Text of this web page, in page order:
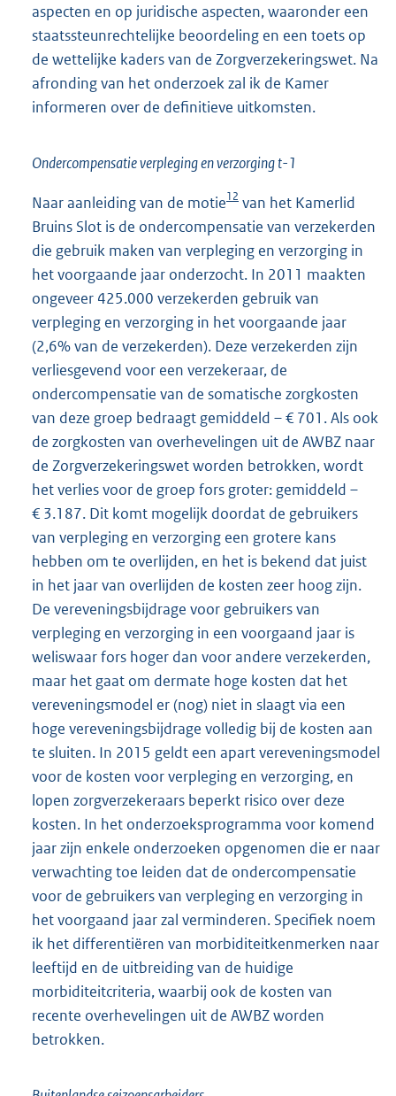
aspecten en op juridische aspecten, waaronder een
staatssteunrechtelijke beoordeling en een toets op
de wettelijke kaders van de Zorgverzekeringswet. Na
afronding van het onderzoek zal ik de Kamer
informeren over de definitieve uitkomsten.
Ondercompensatie verpleging en verzorging t-1
Naar aanleiding van de motie12 van het Kamerlid
Bruins Slot is de ondercompensatie van verzekerden
die gebruik maken van verpleging en verzorging in
het voorgaande jaar onderzocht. In 2011 maakten
ongeveer 425.000 verzekerden gebruik van
verpleging en verzorging in het voorgaande jaar
(2,6% van de verzekerden). Deze verzekerden zijn
verliesgevend voor een verzekeraar, de
ondercompensatie van de somatische zorgkosten
van deze groep bedraagt gemiddeld – € 701. Als ook
de zorgkosten van overhevelingen uit de AWBZ naar
de Zorgverzekeringswet worden betrokken, wordt
het verlies voor de groep fors groter: gemiddeld –
€ 3.187. Dit komt mogelijk doordat de gebruikers
van verpleging en verzorging een grotere kans
hebben om te overlijden, en het is bekend dat juist
in het jaar van overlijden de kosten zeer hoog zijn.
De vereveningsbijdrage voor gebruikers van
verpleging en verzorging in een voorgaand jaar is
weliswaar fors hoger dan voor andere verzekerden,
maar het gaat om dermate hoge kosten dat het
vereveningsmodel er (nog) niet in slaagt via een
hoge vereveningsbijdrage volledig bij de kosten aan
te sluiten. In 2015 geldt een apart vereveningsmodel
voor de kosten voor verpleging en verzorging, en
lopen zorgverzekeraars beperkt risico over deze
kosten. In het onderzoeksprogramma voor komend
jaar zijn enkele onderzoeken opgenomen die er naar
verwachting toe leiden dat de ondercompensatie
voor de gebruikers van verpleging en verzorging in
het voorgaand jaar zal verminderen. Specifiek noem
ik het differentiëren van morbiditeitkenmerken naar
leeftijd en de uitbreiding van de huidige
morbiditeitcriteria, waarbij ook de kosten van
recente overhevelingen uit de AWBZ worden
betrokken.